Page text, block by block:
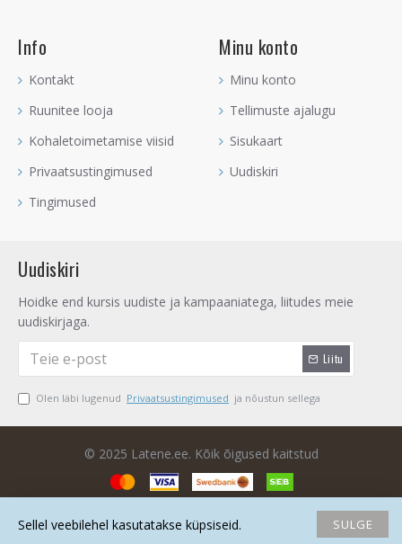
Info
Kontakt
Ruunitee looja
Kohaletoimetamise viisid
Privaatsustingimused
Tingimused
Minu konto
Minu konto
Tellimuste ajalugu
Sisukaart
Uudiskiri
Uudiskiri
Hoidke end kursis uudiste ja kampaaniatega, liitudes meie
uudiskirjaga.
Liitu
Olen läbi lugenud Privaatsustingimused ja nõustun sellega
© 2025 Latene.ee. Kõik õigused kaitstud
Saada email Helista
SULGE
Sellel veebilehel kasutatakse küpsiseid.